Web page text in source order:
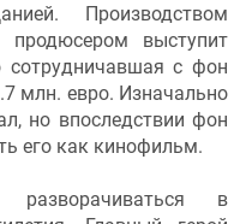
Производством
продюсером выступит
сотрудничавшая с фон
млн. евро. Изначально
но впоследствии фон
его как кинофильм.
в